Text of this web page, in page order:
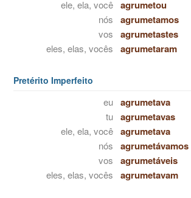
ele, ela, você agrumetou
nós agrumetamos
vos agrumetastes
eles, elas, vocês agrumetaram
Pretérito Imperfeito
eu agrumetava
tu agrumetavas
ele, ela, você agrumetava
nós agrumetávamos
vos agrumetáveis
eles, elas, vocês agrumetavam